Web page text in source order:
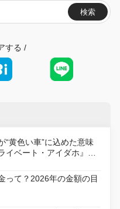
検索
する /
“黄色い車”に込めた意味
イベート・アイダホ』が
版で復活
って？2026年の金額の目